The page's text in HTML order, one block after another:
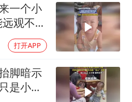
州全市有序停课
享全民健身 共筑健康中国
一个小
观不能
走过来
打开APP
脚暗示
是小，